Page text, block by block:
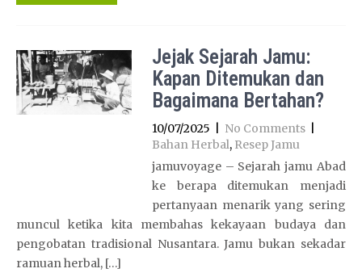
Jejak Sejarah Jamu:
Kapan Ditemukan dan
Bagaimana Bertahan?
10/07/2025 No Comments
Bahan Herbal, Resep Jamu
jamuvoyage – Sejarah jamu Abad
ke berapa ditemukan menjadi
pertanyaan menarik yang sering
muncul ketika kita membahas kekayaan budaya dan
pengobatan tradisional Nusantara. Jamu bukan sekadar
ramuan herbal, […]